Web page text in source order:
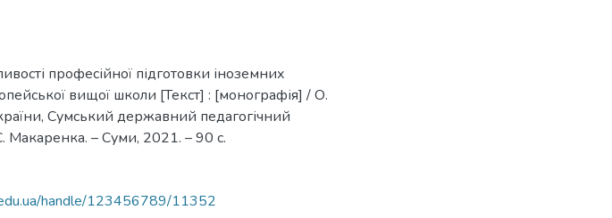
професійної підготовки іноземних
вищої школи [Текст] : [монографія] / О.
Сумський державний педагогічний
Макаренка. – Суми, 2021. – 90 с.
handle/123456789/11352